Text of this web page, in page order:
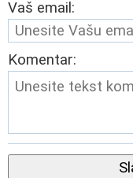
Vaš email:
Komentar: